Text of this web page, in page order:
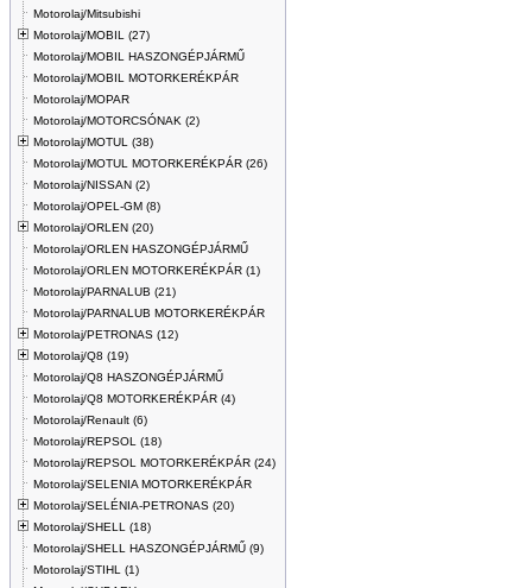
Motorolaj/Mitsubishi
Motorolaj/MOBIL (27)
Motorolaj/MOBIL HASZONGÉPJÁRMŰ
Motorolaj/MOBIL MOTORKERÉKPÁR
Motorolaj/MOPAR
Motorolaj/MOTORCSÓNAK (2)
Motorolaj/MOTUL (38)
Motorolaj/MOTUL MOTORKERÉKPÁR (26)
Motorolaj/NISSAN (2)
Motorolaj/OPEL-GM (8)
Motorolaj/ORLEN (20)
Motorolaj/ORLEN HASZONGÉPJÁRMŰ
Motorolaj/ORLEN MOTORKERÉKPÁR (1)
Motorolaj/PARNALUB (21)
Motorolaj/PARNALUB MOTORKERÉKPÁR
Motorolaj/PETRONAS (12)
Motorolaj/Q8 (19)
Motorolaj/Q8 HASZONGÉPJÁRMŰ
Motorolaj/Q8 MOTORKERÉKPÁR (4)
Motorolaj/Renault (6)
Motorolaj/REPSOL (18)
Motorolaj/REPSOL MOTORKERÉKPÁR (24)
Motorolaj/SELENIA MOTORKERÉKPÁR
Motorolaj/SELÉNIA-PETRONAS (20)
Motorolaj/SHELL (18)
Motorolaj/SHELL HASZONGÉPJÁRMŰ (9)
Motorolaj/STIHL (1)